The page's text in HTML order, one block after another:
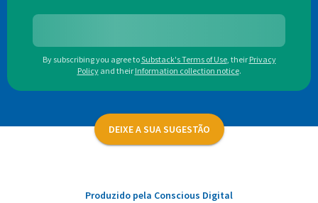
By subscribing you agree toSubstack's Terms of Use, their Privacy
Policy and their Information collection notice.
DEIXE A SUA SUGESTÃO
Produzido pela Conscious Digital